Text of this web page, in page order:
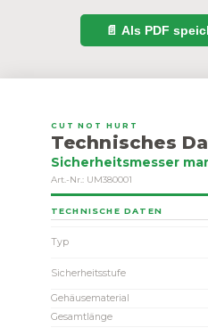
📄 Als PDF
CUT NOT HURT
Technisches
Sicherheitsmesser
Art.-Nr.: UM380001
TECHNISCHE DATEN
Typ
Sicherheitsstufe
Gehäusematerial
Gesamtlänge